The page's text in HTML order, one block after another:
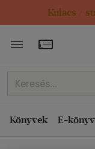
Kulacs /
Könyvek E-
Rendezés
Kiadás éve
Ár szerint